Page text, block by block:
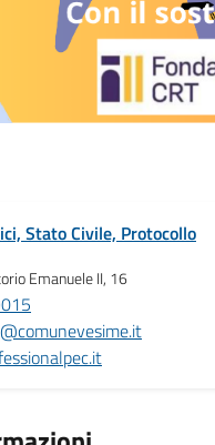
Stato Civile, Protocollo
Emanuele II, 16